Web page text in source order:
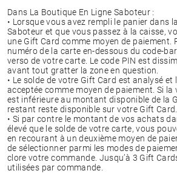
Dans La Boutique En Ligne Saboteur :
• Lorsque vous avez rempli le panier dans
Saboteur et que vous passez à la caisse,
une Gift Card comme moyen de paiement.
numéro de la carte en-dessous du code-
verso de votre carte. Le code PIN est
avant tout gratter la zone en question.
• Le solde de votre Gift Card est analysé et
acceptée comme moyen de paiement. Si
est inférieure au montant disponible de la
restant reste disponible sur votre Gift
• Si par contre le montant de vos achats
élevé que le solde de votre carte, vous
en recourant à un deuxième moyen de
de sélectionner parmi les modes de
clore votre commande. Jusqu’à 3 Gift
utilisées par commande.